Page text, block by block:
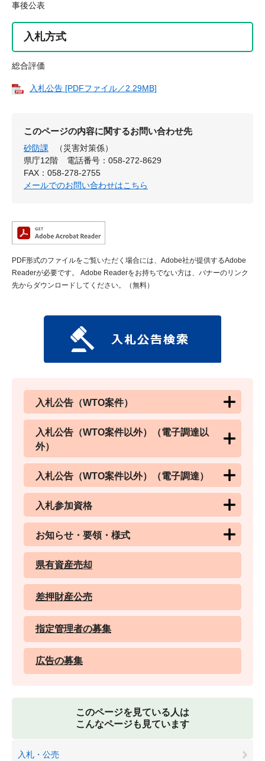
事後公表
入札方式
総合評価
入札公告 [PDFファイル／2.29MB]
このページの内容に関するお問い合わせ先
砂防課
（災害対策係）
県庁12階
電話番号：058-272-8629
FAX：058-278-2755
メールでのお問い合わせはこちら
PDF形式のファイルをご覧いただく場合には、Adobe社が提供するAdobe
Readerが必要です。
Adobe Readerをお持ちでない方は、バナーのリンク
先からダウンロードしてください。（無料）
入札公告（WTO案件）
入札公告（WTO案件以外）（電子調達以
外）
入札公告（WTO案件以外）（電子調達）
入札参加資格
お知らせ・要領・様式
県有資産売却
差押財産公売
指定管理者の募集
広告の募集
このページを見ている人は
こんなページも見ています
入札・公売